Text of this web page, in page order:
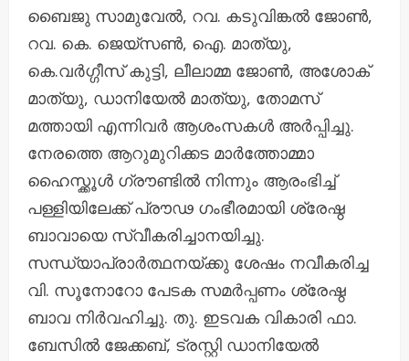
ബൈജു സാമുവേൽ, റവ. കടുവിങ്കൽ ജോൺ,
റവ. കെ. ജെയ്‌സൺ, ഐ. മാത്യു,
കെ.വർഗ്ഗീസ് കുട്ടി, ലീലാമ്മ ജോൺ, അശോക്
മാത്യു, ഡാനിയേൽ മാത്യു, തോമസ്
മത്തായി എന്നിവർ ആശംസകൾ അർപ്പിച്ചു.
നേരത്തെ ആറുമുറിക്കട മാർത്തോമ്മാ
ഹൈസ്ക്കൂൾ ഗ്രൗണ്ടിൽ നിന്നും ആരംഭിച്ച്
പള്ളിയിലേക്ക് പ്രൗഢ ഗംഭീരമായി ശ്രേഷ്ഠ
ബാവായെ സ്വീകരിച്ചാനയിച്ചു.
സന്ധ്യാപ്രാർത്ഥനയ്ക്കു ശേഷം നവീകരിച്ച
വി. സൂനോറോ പേടക സമർപ്പണം ശ്രേഷ്ഠ
ബാവ നിർവഹിച്ചു. തു. ഇടവക വികാരി ഫാ.
ബേസിൽ ജേക്കബ്, ട്രസ്റ്റി ഡാനിയേൽ